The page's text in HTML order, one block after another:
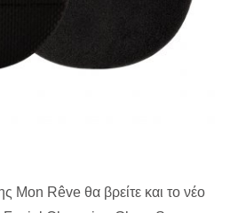
Mon Rêve θα βρείτε και το νέο